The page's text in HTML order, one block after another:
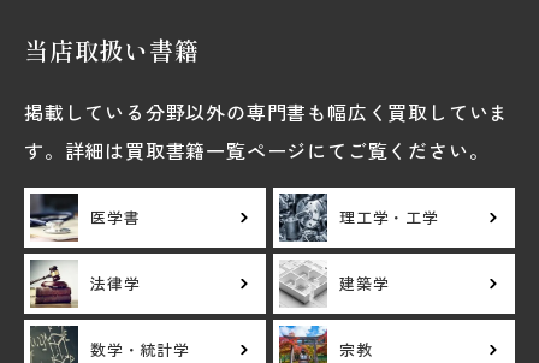
当店取扱い書籍
掲載している分野以外の専門書も幅広く買取していま
す。詳細は買取書籍一覧ページにてご覧ください。
医学書 理工学・工学
法律学 建築学
数学・統計学 宗教